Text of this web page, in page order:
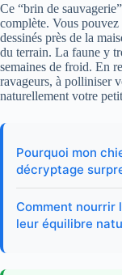
Ce “brin de
complète. Vous
dessinés près de la
du terrain. La faune y
semaines de froid. En
ravageurs, à polliniser
naturellement votre
Pourquoi mon
décryptage
Comment nourrir
leur équilibre